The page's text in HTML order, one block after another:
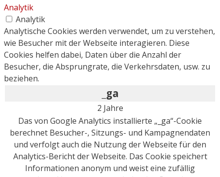
Analytik
Analytik
Analytische Cookies werden verwendet, um zu verstehen,
wie Besucher mit der Webseite interagieren. Diese
Cookies helfen dabei, Daten über die Anzahl der
Besucher, die Absprungrate, die Verkehrsdaten, usw. zu
beziehen.
_ga
2 Jahre
Das von Google Analytics installierte „_ga“-Cookie
berechnet Besucher-, Sitzungs- und Kampagnendaten
und verfolgt auch die Nutzung der Webseite für den
Analytics-Bericht der Webseite. Das Cookie speichert
Informationen anonym und weist eine zufällig